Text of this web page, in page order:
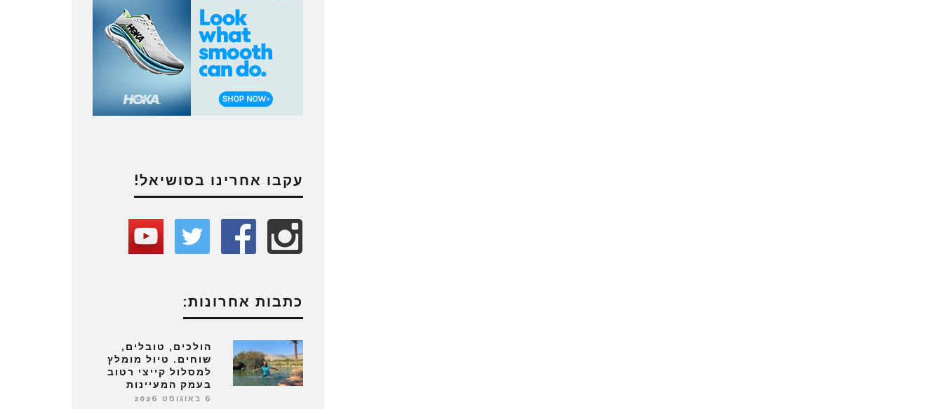
עקבו אחרינו בסושיאל!
כתבות אחרונות:
הולכים, טובלים,
שוחים. טיול מומלץ
למסלול קייצי רטוב
בעמק המעיינות
6 באוגוסט 2026